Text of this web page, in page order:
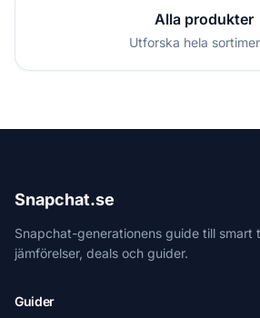
Alla produkter
Utforska hela
Snapchat.se
Snapchat-generationens guide till smart
jämförelser, deals och guider.
Guider